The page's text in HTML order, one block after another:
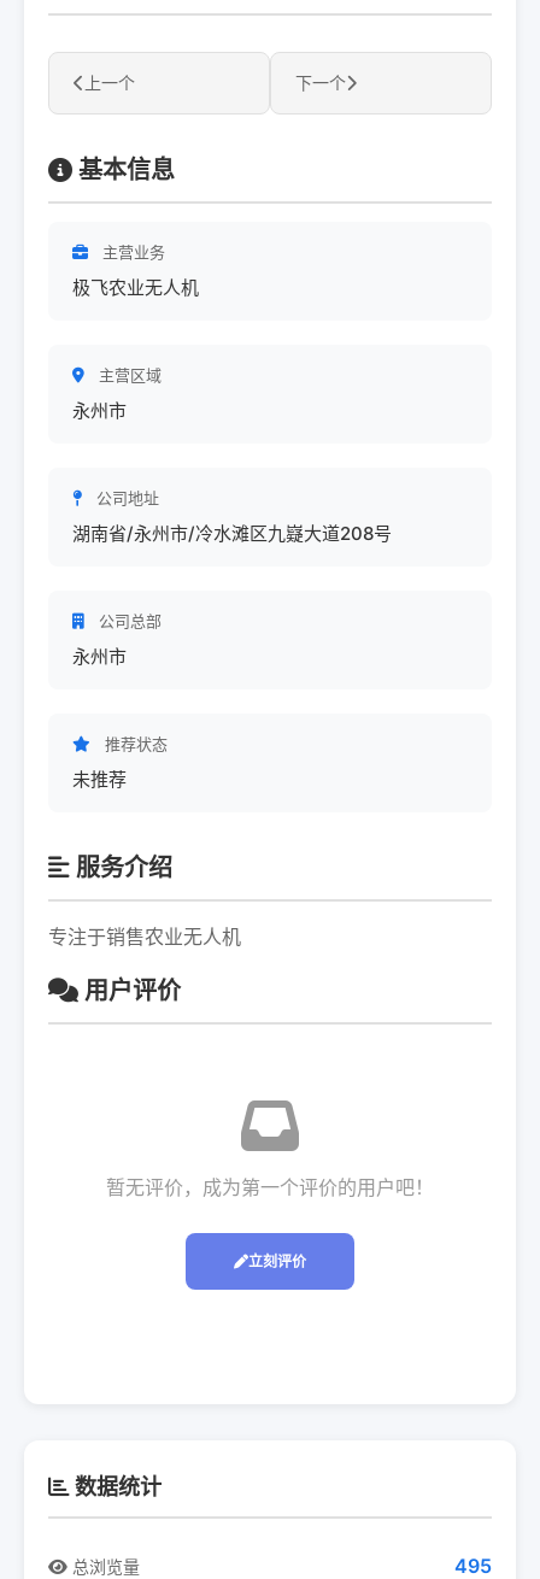
上一个 下一个
基本信息
主营业务
极飞农业无人机
主营区域
永州市
公司地址
湖南省/永州市/冷水滩区九嶷大道208号
公司总部
永州市
推荐状态
未推荐
服务介绍
专注于销售农业无人机
用户评价
暂无评价，成为第一个评价的用户吧！
立刻评价
数据统计
总浏览量 495